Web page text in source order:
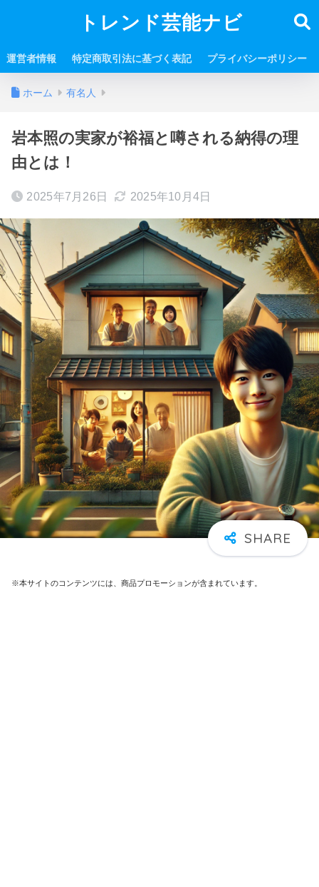
トレンド芸能ナビ
運営者情報 特定商取引法に基づく表記 プライバシーポリシー
ホーム 有名人
岩本照の実家が裕福と噂される納得の理
由とは！
2025年7月26日 2025年10月4日
※本サイトのコンテンツには、商品プロモーションが含まれています。